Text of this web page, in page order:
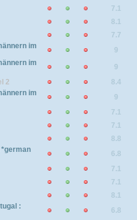
7.1
8.1
7.7
im
9
im
9
2
8.4
im
9
7.1
7.1
8.8
*german
6.8
7.1
7.1
8.1
:
6.8